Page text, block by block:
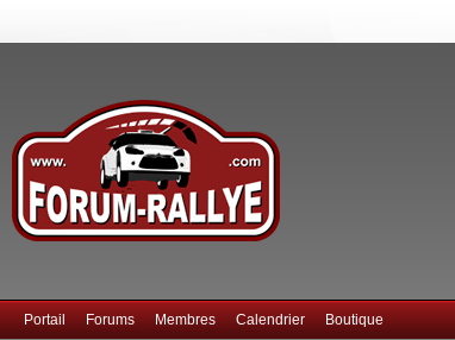
Portail Forums Membres Calendrier Boutique